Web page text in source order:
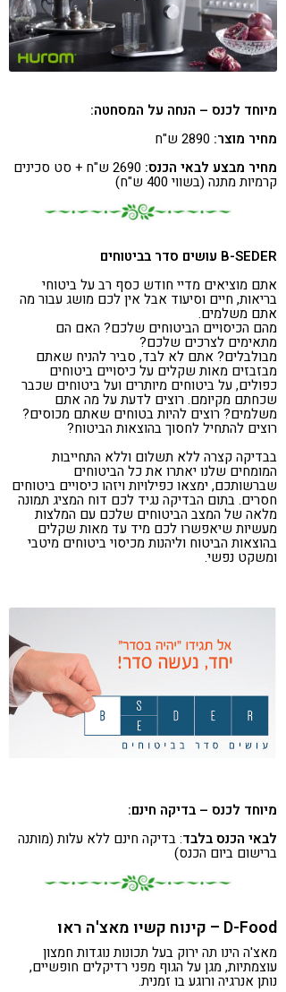
מיוחד לכנס – הנחה על המסחטה:
מחיר מוצר:
מחיר מבצע לבאי הכנס:
2690 ש"ח + סט סכינים
קרמיות מתנה (בשווי 400 ש"ח)
B-SEDER עושים סדר בביטוחים
אתם מוציאים מדיי חודש כסף רב על ביטוחי
בריאות, חיים וסיעוד אבל אין לכם מושג עבור מה
אתם משלמים.
מהם הכיסויים הביטוחים שלכם? האם הם
מתאימים לצרכים שלכם?
מבולבלים? אתם לא לבד, סביר להניח שאתם
מבזבזים מאות שקלים על כיסויים ביטוחים
כפולים, על ביטוחים מיותרים ועל ביטוחים שכבר
שכחתם מקיומם. רוצים לדעת על מה אתם
משלמים? רוצים להיות בטוחים שאתם מכוסים?
רוצים להתחיל לחסוך בהוצאות הביטוח?
בבדיקה קצרה ללא תשלום וללא התחייבות
המומחים שלנו יאתרו את כל הביטוחים
שברשותכם, ימצאו כפילויות ויזהו כיסויים ביטוחים
חסרים. בתום הבדיקה נגיד לכם דוח המציג תמונה
מלאה של המצב הביטוחים שלכם עם המלצות
מעשיות שיאפשרו לכם מיד עד מאות שקלים
בהוצאות הביטוח וליהנות מכיסוי ביטוחים מיטבי
ומשקט נפשי.
מיוחד לכנס – בדיקה חינם:
לבאי הכנס בלבד: בדיקה חינם ללא עלות (מותנה
ברישום ביום הכנס)
D-Food – קינוח קשיו מאצ'ה ראו
מאצ'ה הינו תה ירוק בעל תכונות נוגדות חמצון
עוצמתיות, מגן על הגוף מפני רדיקלים חופשיים,
נותן אנרגיה ורוגע בו זמנית.